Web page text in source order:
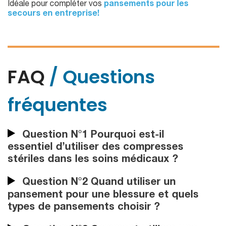
Idéale pour compléter vos pansements pour les
secours en entreprise!
FAQ / Questions
fréquentes
Question N°1 Pourquoi est-il
essentiel d’utiliser des compresses
stériles dans les soins médicaux ?
Question N°2 Quand utiliser un
pansement pour une blessure et quels
types de pansements choisir ?